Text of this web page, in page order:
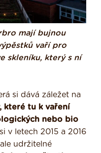
mají bujnou
vaří pro
skleníku, který s ní
si dává záležet na
které tu k vaření
nebo bio
v letech 2015 a 2016
udržitelné